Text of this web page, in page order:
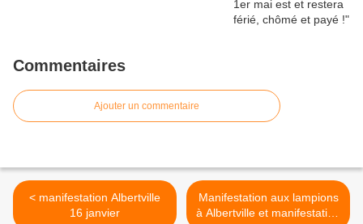
Commentaires
Ajouter un commentaire
< manifestation Albertville
16 janvier
Manifestation aux lampions
à Albertville et manifestation